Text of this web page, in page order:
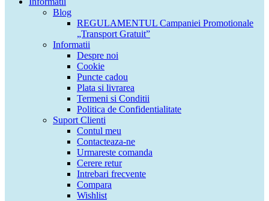
Blog
REGULAMENTUL Campaniei Promotionale
„Transport Gratuit”
Informatii
Despre noi
Cookie
Puncte cadou
Plata si livrarea
Termeni si Conditii
Politica de Confidentialitate
Suport Clienti
Contul meu
Contacteaza-ne
Urmareste comanda
Cerere retur
Intrebari frecvente
Compara
Wishlist